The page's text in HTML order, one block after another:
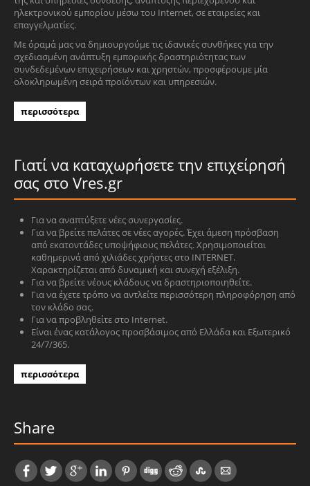
ηλεκτρονικού εμπορίου μέσω του Internet, σε εταιρείες και
επαγγελματίες.
Με όραμά μας να δημιουργούμε τις ιδανικές συνθήκες για την
σχεδιασμένη ανάπτυξη εμπορικής δραστηριότητας των
συνδεδεμένων επιχειρήσεων και χρηστών, προσφέρουμε μία
ολοκληρωμένη σειρά προϊόντων και υπηρεσιών.
περισσότερα
Γιατί να καταχωρήσετε την επιχείρησή
σας στο Vres.gr
Για να αναπτύξετε νέες συνεργασίες.
Για να βρείτε πελάτες σε νέες αγορές. Έχει άμεση πρόσβαση
από εκατοντάδες υποψήφιους πελάτες. Χρησιμοποιείται
καθημερινά από χιλιάδες χρήστες στο INTERNET.
Χαρακτηρίζεται από δυναμική και συνεχή εξέλιξη.
Για να βρείτε νέους κλάδους να δραστηριοποιηθείτε.
Για να έχετε τρόπο να αντλείτε περισσότερη πληροφόρηση από
τον κλάδο σας.
Για να προβληθείτε στο Internet.
Είναι ένας κατάλογος προσβάσιμος από Ελλάδα και Εξωτερικό
24/7/365.
περισσότερα
Share